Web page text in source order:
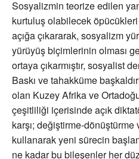
Sosyalizmin teorize edilen
kurtuluş olabilecek
açığa çıkararak, sosyalizm
yürüyüş biçimlerinin olması
ortaya çıkarmıştır, sosyalist
Baskı ve tahakküme
olan Kuzey Afrika ve
çeşitliliği içerisinde açık
karşı; değiştirme-dönüştürme
kullanarak yeni sürecin
ne kadar bu bileşenler her